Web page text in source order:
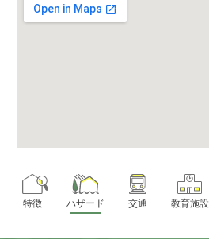
特徴 ハザード 交通 教育施設